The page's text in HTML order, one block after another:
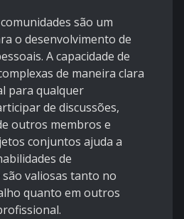
são um
o desenvolvimento de
A capacidade de
de maneira clara
para qualquer
de discussões,
outros membros e
conjuntos ajuda a
de
valiosas tanto no
quanto em outros